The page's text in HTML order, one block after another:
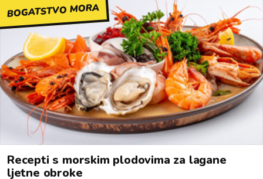
BOGATSTVO MORA
Recepti s morskim plodovima za lagane
ljetne obroke